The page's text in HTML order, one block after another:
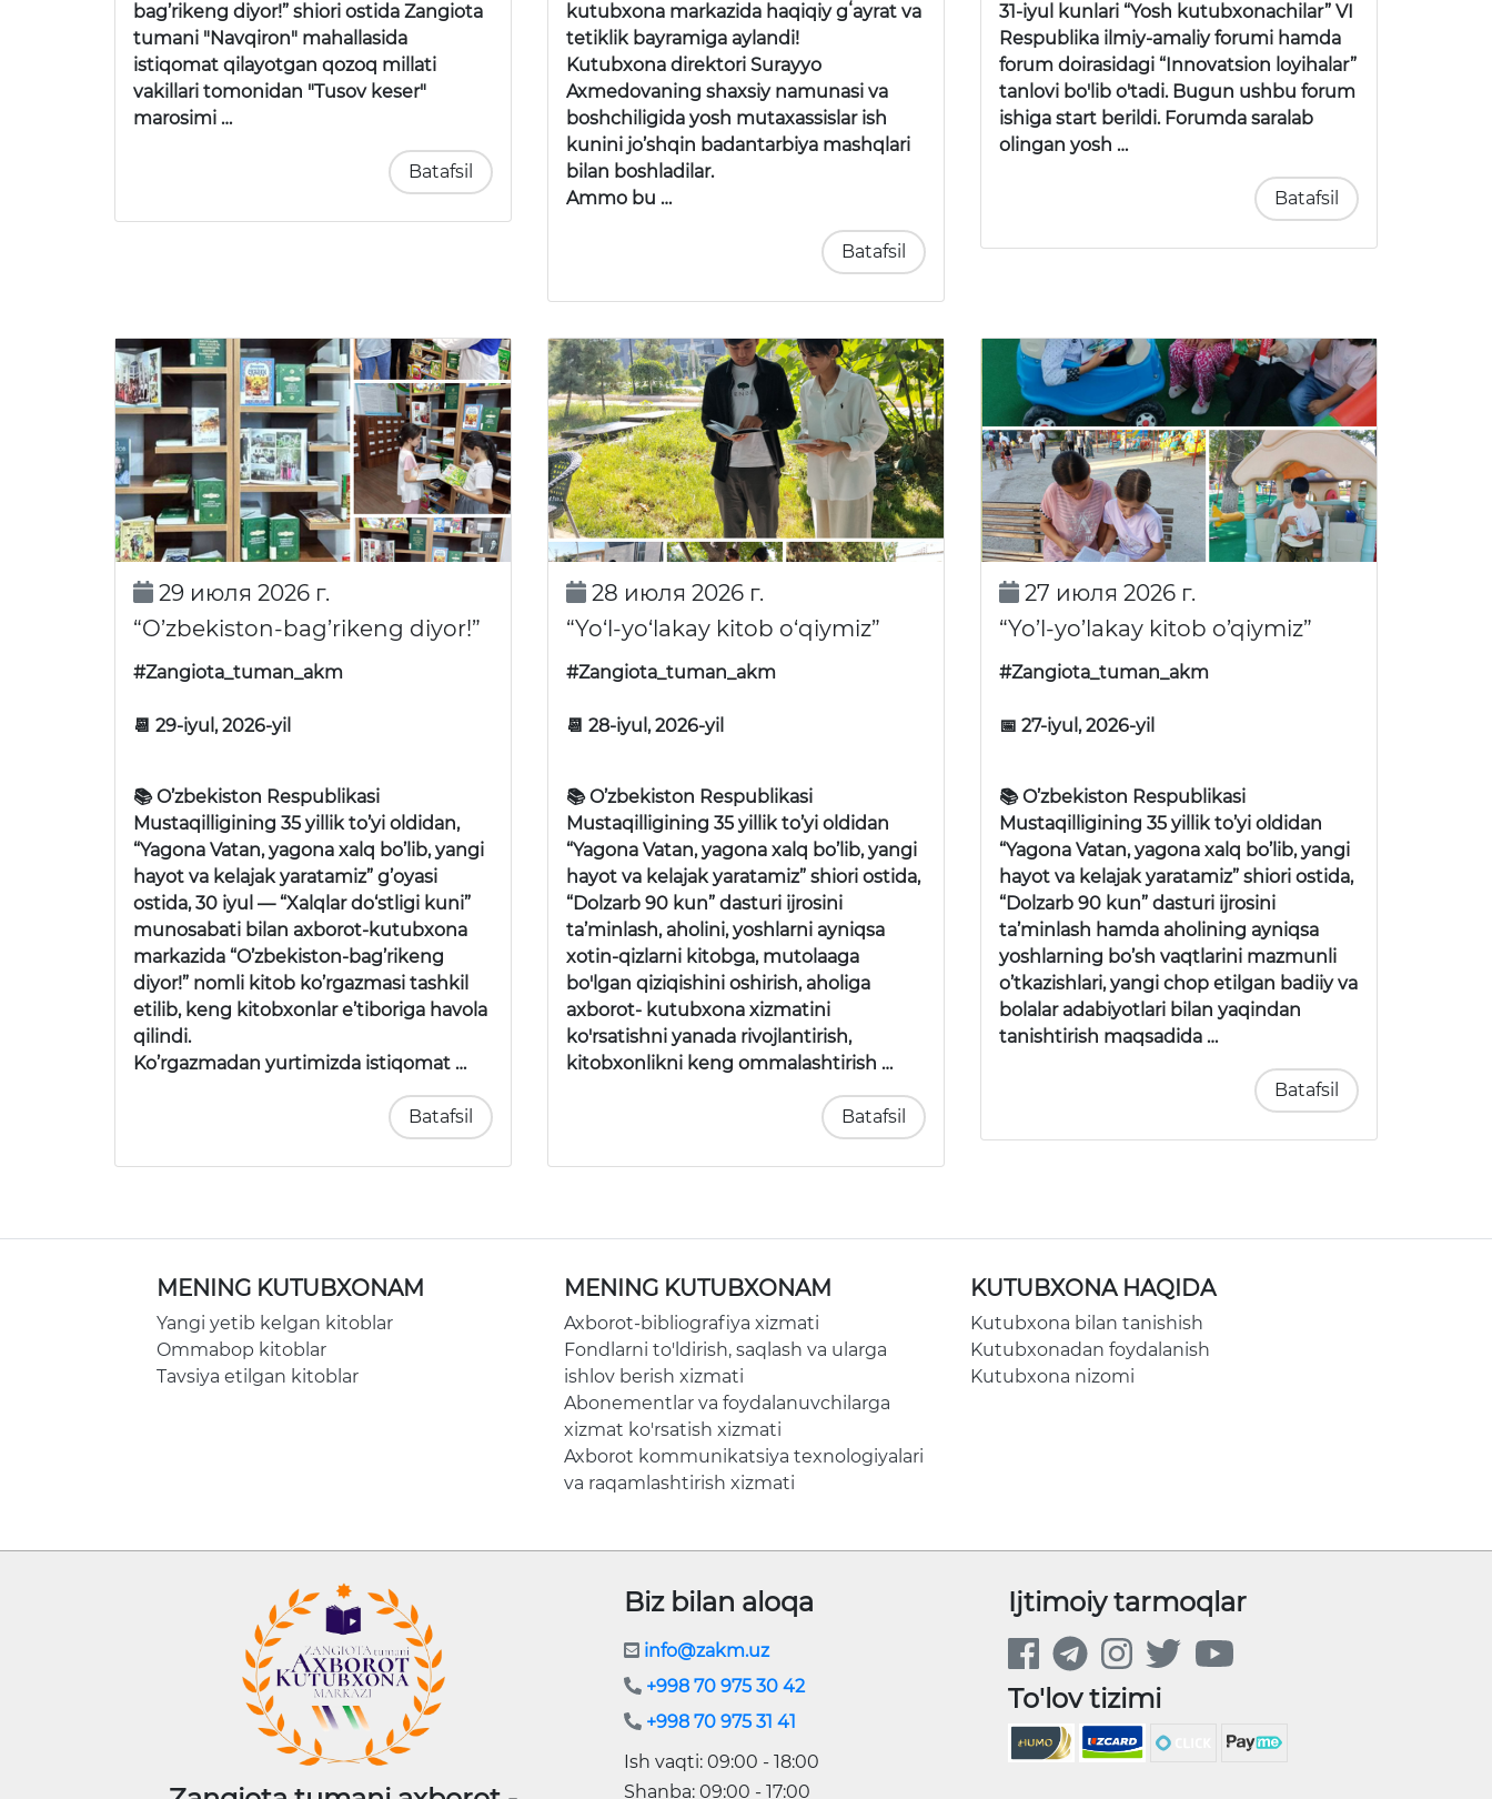
bag’rikeng diyor!” shiori ostida Zangiota
tumani "Navqiron" mahallasida
istiqomat qilayotgan qozoq millati
vakillari tomonidan "Tusov keser"
marosimi …
Batafsil
kutubxona markazida haqiqiy gʻayrat va
tetiklik bayramiga aylandi!
Kutubxona direktori Surayyo
Axmedovaning shaxsiy namunasi va
boshchiligida yosh mutaxassislar ish
kunini jo’shqin badantarbiya mashqlari
bilan boshladilar.
Ammo bu …
Batafsil
31-iyul kunlari “Yosh kutubxonachilar” VI
Respublika ilmiy-amaliy forumi hamda
forum doirasidagi “Innovatsion loyihalar”
tanlovi bo'lib o'tadi. Bugun ushbu forum
ishiga start berildi. Forumda saralab
olingan yosh …
Batafsil
29 июля 2026 г.
“O’zbekiston-bag’rikeng diyor!”
#Zangiota_tuman_akm
📆 29-iyul, 2026-yil
📚 O’zbekiston Respublikasi
Mustaqilligining 35 yillik to’yi oldidan,
“Yagona Vatan, yagona xalq bo’lib, yangi
hayot va kelajak yaratamiz” g’oyasi
ostida, 30 iyul —“Xalqlar do‘stligi kuni”
munosabati bilan axborot-kutubxona
markazida “O’zbekiston-bag’rikeng
diyor!” nomli kitob ko’rgazmasi tashkil
etilib, keng kitobxonlar e’tiboriga havola
qilindi.
Ko’rgazmadan yurtimizda istiqomat …
Batafsil
28 июля 2026 г.
“Yo‘l-yo‘lakay kitob o‘qiymiz”
#Zangiota_tuman_akm
📆 28-iyul, 2026-yil
📚 O’zbekiston Respublikasi
Mustaqilligining 35 yillik to’yi oldidan
“Yagona Vatan, yagona xalq bo’lib, yangi
hayot va kelajak yaratamiz” shiori ostida,
“Dolzarb 90 kun” dasturi ijrosini
ta’minlash, aholini, yoshlarni ayniqsa
xotin-qizlarni kitobga, mutolaaga
bo'lgan qiziqishini oshirish, aholiga
axborot- kutubxona xizmatini
ko'rsatishni yanada rivojlantirish,
kitobxonlikni keng ommalashtirish …
Batafsil
27 июля 2026 г.
“Yo’l-yo’lakay kitob o’qiymiz”
#Zangiota_tuman_akm
📅 27-iyul, 2026-yil
📚 O’zbekiston Respublikasi
Mustaqilligining 35 yillik to’yi oldidan
“Yagona Vatan, yagona xalq bo’lib, yangi
hayot va kelajak yaratamiz” shiori ostida,
“Dolzarb 90 kun” dasturi ijrosini
ta’minlash hamda aholining ayniqsa
yoshlarning bo’sh vaqtlarini mazmunli
o’tkazishlari, yangi chop etilgan badiiy va
bolalar adabiyotlari bilan yaqindan
tanishtirish maqsadida …
Batafsil
MENING KUTUBXONAM
Yangi yetib kelgan kitoblar
Ommabop kitoblar
Tavsiya etilgan kitoblar
MENING KUTUBXONAM
Axborot-bibliografiya xizmati
Fondlarni to'ldirish, saqlash va ularga
ishlov berish xizmati
Abonementlar va foydalanuvchilarga
xizmat ko'rsatish xizmati
Axborot kommunikatsiya texnologiyalari
va raqamlashtirish xizmati
KUTUBXONA HAQIDA
Kutubxona bilan tanishish
Kutubxonadan foydalanish
Kutubxona nizomi
Biz bilan aloqa
info@zakm.uz
+998 70 975 30 42
+998 70 975 31 41
Ish vaqti: 09:00 - 18:00
Shanba: 09:00 - 17:00
Ijtimoiy tarmoqlar
To'lov tizimi